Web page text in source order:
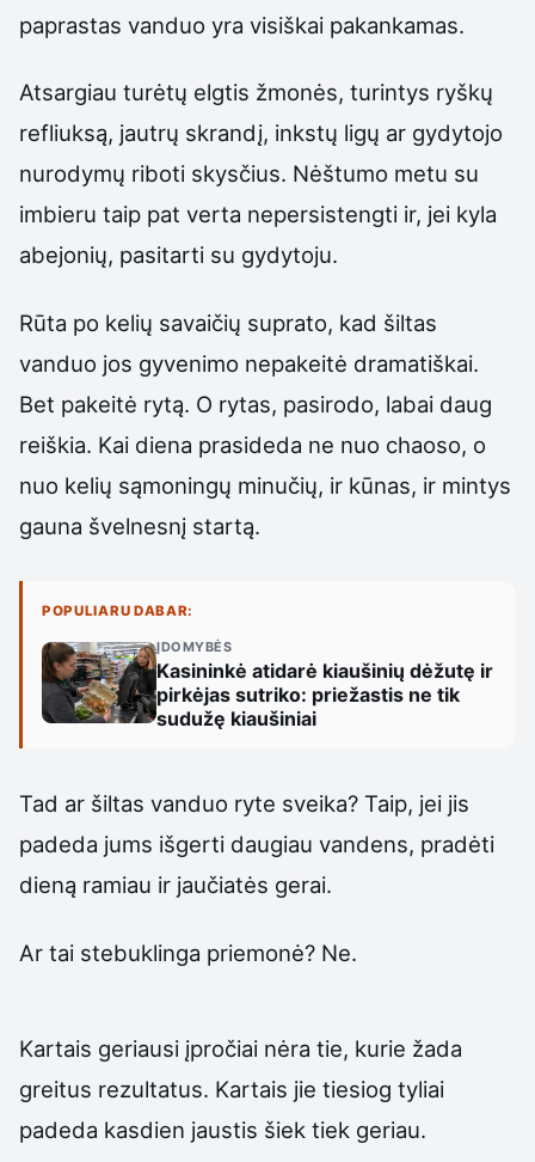
paprastas vanduo yra visiškai pakankamas.
Atsargiau turėtų elgtis žmonės, turintys ryškų
refliuksą, jautrų skrandį, inkstų ligų ar gydytojo
nurodymų riboti skysčius. Nėštumo metu su
imbieru taip pat verta nepersistengti ir, jei kyla
abejonių, pasitarti su gydytoju.
Rūta po kelių savaičių suprato, kad šiltas
vanduo jos gyvenimo nepakeitė dramatiškai.
Bet pakeitė rytą. O rytas, pasirodo, labai daug
reiškia. Kai diena prasideda ne nuo chaoso, o
nuo kelių sąmoningų minučių, ir kūnas, ir mintys
gauna švelnesnį startą.
POPULIARU DABAR:
ĮDOMYBĖS
Kasininkė atidarė kiaušinių dėžutę ir
pirkėjas sutriko: priežastis ne tik
sudužę kiaušiniai
Tad ar šiltas vanduo ryte sveika? Taip, jei jis
padeda jums išgerti daugiau vandens, pradėti
dieną ramiau ir jaučiatės gerai.
Ar tai stebuklinga priemonė? Ne.
Kartais geriausi įpročiai nėra tie, kurie žada
greitus rezultatus. Kartais jie tiesiog tyliai
padeda kasdien jaustis šiek tiek geriau.